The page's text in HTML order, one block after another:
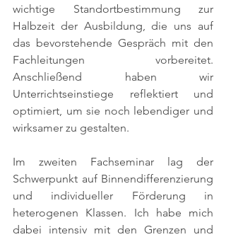
wichtige Standortbestimmung zur
Halbzeit der Ausbildung, die uns auf
das bevorstehende Gespräch mit den
Fachleitungen vorbereitet.
Anschließend haben wir
Unterrichtseinstiege reflektiert und
optimiert, um sie noch lebendiger und
wirksamer zu gestalten.
Im zweiten Fachseminar lag der
Schwerpunkt auf Binnendifferenzierung
und individueller Förderung in
heterogenen Klassen. Ich habe mich
dabei intensiv mit den Grenzen und